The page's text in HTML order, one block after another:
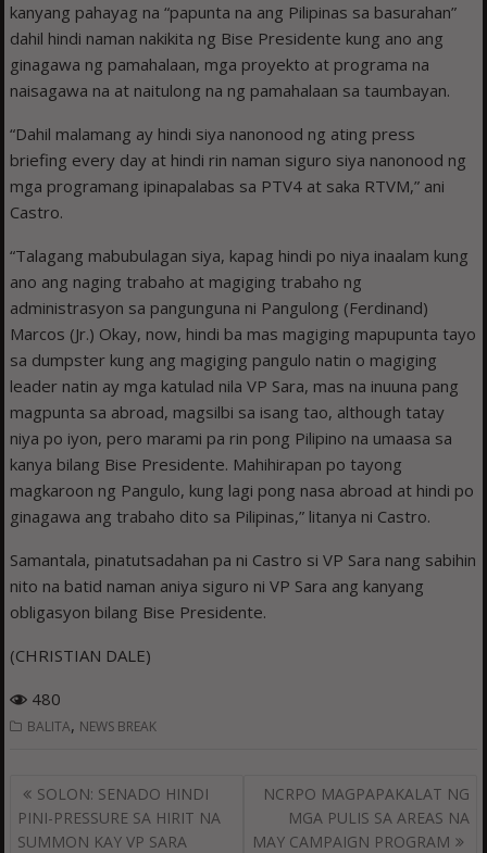
kanyang pahayag na “papunta na ang Pilipinas sa basurahan”
dahil hindi naman nakikita ng Bise Presidente kung ano ang
ginagawa ng pamahalaan, mga proyekto at programa na
naisagawa na at naitulong na ng pamahalaan sa taumbayan.
“Dahil malamang ay hindi siya nanonood ng ating press
briefing every day at hindi rin naman siguro siya nanonood ng
mga programang ipinapalabas sa PTV4 at saka RTVM,” ani
Castro.
“Talagang mabubulagan siya, kapag hindi po niya inaalam kung
ano ang naging trabaho at magiging trabaho ng
administrasyon sa pangunguna ni Pangulong (Ferdinand)
Marcos (Jr.) Okay, now, hindi ba mas magiging mapupunta tayo
sa dumpster kung ang magiging pangulo natin o magiging
leader natin ay mga katulad nila VP Sara, mas na inuuna pang
magpunta sa abroad, magsilbi sa isang tao, although tatay
niya po iyon, pero marami pa rin pong Pilipino na umaasa sa
kanya bilang Bise Presidente. Mahihirapan po tayong
magkaroon ng Pangulo, kung lagi pong nasa abroad at hindi po
ginagawa ang trabaho dito sa Pilipinas,” litanya ni Castro.
Samantala, pinatutsadahan pa ni Castro si VP Sara nang sabihin
nito na batid naman aniya siguro ni VP Sara ang kanyang
obligasyon bilang Bise Presidente.
(CHRISTIAN DALE)
480
BALITA, NEWS BREAK
Post
navigation
SOLON: SENADO HINDI
PINI-PRESSURE SA HIRIT NA
SUMMON KAY VP SARA
NCRPO MAGPAPAKALAT NG
MGA PULIS SA AREAS NA
MAY CAMPAIGN PROGRAM